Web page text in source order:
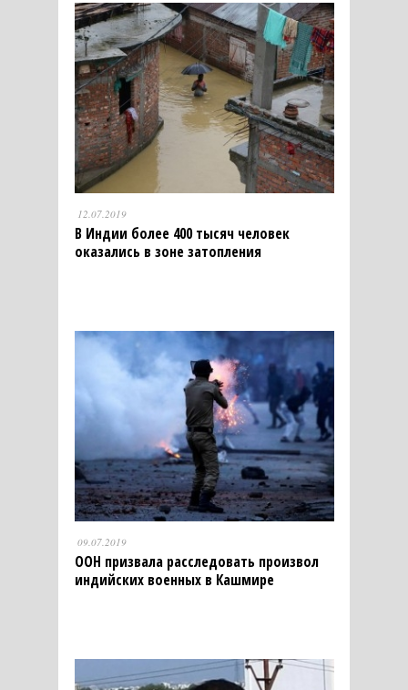
12.07.2019
В Индии более 400 тысяч человек
оказались в зоне затопления
09.07.2019
ООН призвала расследовать произвол
индийских военных в Кашмире